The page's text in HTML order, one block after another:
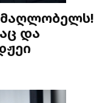
და